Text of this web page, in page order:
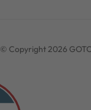
© Copyright 2026